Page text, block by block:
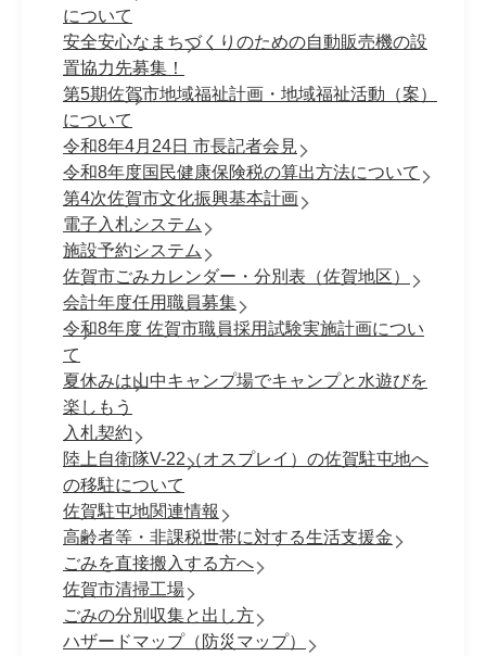
について
安全安心なまちづくりのための自動販売機の設
置協力先募集！
第5期佐賀市地域福祉計画・地域福祉活動（案）
について
令和8年4月24日 市長記者会見
令和8年度国民健康保険税の算出方法について
第4次佐賀市文化振興基本計画
電子入札システム
施設予約システム
佐賀市ごみカレンダー・分別表（佐賀地区）
会計年度任用職員募集
令和8年度 佐賀市職員採⽤試験実施計画につい
て
夏休みは山中キャンプ場でキャンプと水遊びを
楽しもう
入札契約
陸上自衛隊V-22（オスプレイ）の佐賀駐屯地へ
の移駐について
佐賀駐屯地関連情報
高齢者等・非課税世帯に対する生活支援金
ごみを直接搬入する方へ
佐賀市清掃工場
ごみの分別収集と出し方
ハザードマップ（防災マップ）